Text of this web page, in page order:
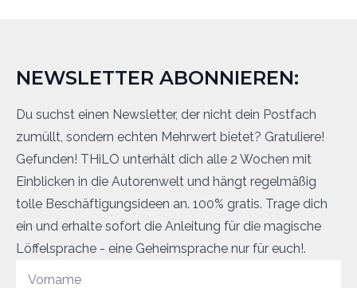
NEWSLETTER ABONNIEREN:
Du suchst einen Newsletter, der nicht dein Postfach
zumüllt, sondern echten Mehrwert bietet? Gratuliere!
Gefunden! THiLO unterhält dich alle 2 Wochen mit
Einblicken in die Autorenwelt und hängt regelmäßig
tolle Beschäftigungsideen an. 100% gratis. Trage dich
ein und erhalte sofort die Anleitung für die magische
Löffelsprache - eine Geheimsprache nur für euch!.